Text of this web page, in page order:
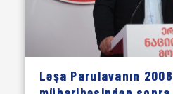
Ləşa Parulavanın